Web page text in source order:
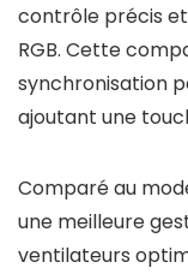
contrôle précis
RGB. Cette
synchronisation
ajoutant une
Comparé au
une meilleure
ventilateurs